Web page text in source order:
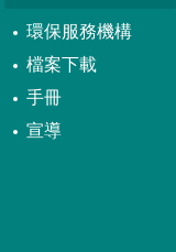
環保服務機構
檔案下載
手冊
宣導